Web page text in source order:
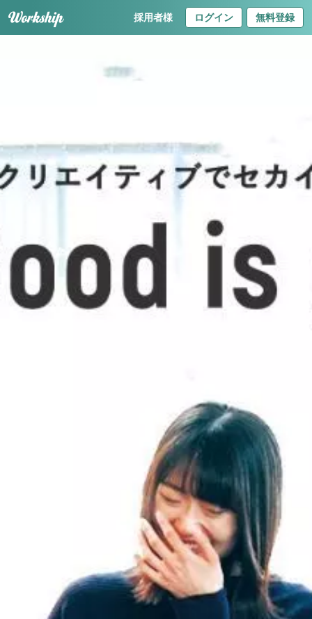
採用者様 ログイン 無料登録